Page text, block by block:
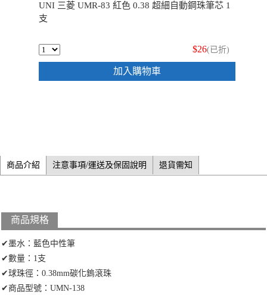
UNI 三菱 UMR-83 紅色 0.38 超細自動鋼珠筆芯 1
支
$26(已折)
加入購物車
商品介紹 注意事項/運送及保固說明 退貨需知
商品規格
✔墨水：藍色中性筆
✔數量：1支
✔球珠徑：0.38mm碳化鎢滾珠
✔商品型號：UMN-138